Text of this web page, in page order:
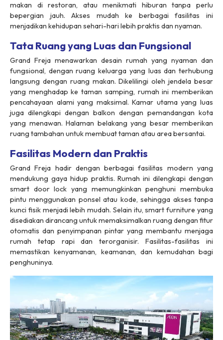
makan di restoran, atau menikmati hiburan tanpa perlu
bepergian jauh. Akses mudah ke berbagai fasilitas ini
menjadikan kehidupan sehari-hari lebih praktis dan nyaman.
Tata Ruang yang Luas dan Fungsional
Grand Freja menawarkan desain rumah yang nyaman dan
fungsional, dengan ruang keluarga yang luas dan terhubung
langsung dengan ruang makan. Dikelilingi oleh jendela besar
yang menghadap ke taman samping, rumah ini memberikan
pencahayaan alami yang maksimal. Kamar utama yang luas
juga dilengkapi dengan balkon dengan pemandangan kota
yang menawan. Halaman belakang yang besar memberikan
ruang tambahan untuk membuat taman atau area bersantai.
Fasilitas Modern dan Praktis
Grand Freja hadir dengan berbagai fasilitas modern yang
mendukung gaya hidup praktis. Rumah ini dilengkapi dengan
smart door lock yang memungkinkan penghuni membuka
pintu menggunakan ponsel atau kode, sehingga akses tanpa
kunci fisik menjadi lebih mudah. Selain itu, smart furniture yang
disediakan dirancang untuk memaksimalkan ruang dengan fitur
otomatis dan penyimpanan pintar yang membantu menjaga
rumah tetap rapi dan terorganisir. Fasilitas-fasilitas ini
memastikan kenyamanan, keamanan, dan kemudahan bagi
penghuninya.